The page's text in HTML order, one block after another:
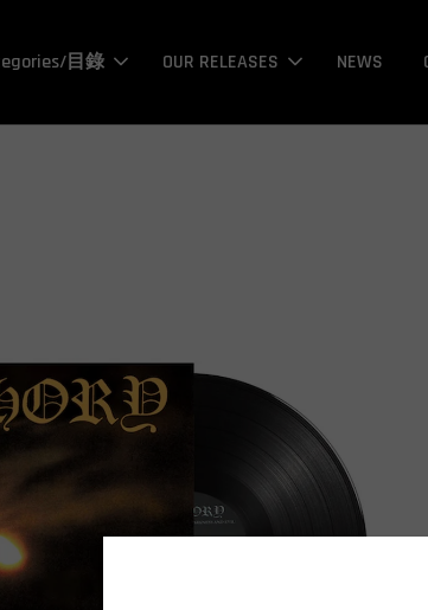
目錄 OUR RELEASES NEWS